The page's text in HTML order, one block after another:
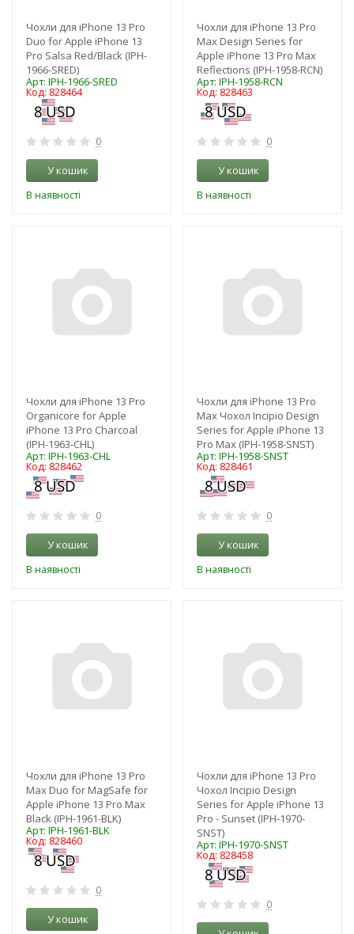
Чохли для iPhone 13 Pro
Duo for Apple iPhone 13
Pro Salsa Red/Black (IPH-
1966-SRED)
Арт: IPH-1966-SRED
Код: 828464
0
У кошик
В наявності
Чохли для iPhone 13 Pro
Max Design Series for
Apple iPhone 13 Pro Max
Reflections (IPH-1958-RCN)
Арт: IPH-1958-RCN
Код: 828463
0
У кошик
В наявності
Чохли для iPhone 13 Pro
Organicore for Apple
iPhone 13 Pro Charcoal
(IPH-1963-CHL)
Арт: IPH-1963-CHL
Код: 828462
0
У кошик
В наявності
Чохли для iPhone 13 Pro
Max Чохол Incipio Design
Series for Apple iPhone 13
Pro Max (IPH-1958-SNST)
Арт: IPH-1958-SNST
Код: 828461
0
У кошик
В наявності
Чохли для iPhone 13 Pro
Max Duo for MagSafe for
Apple iPhone 13 Pro Max
Black (IPH-1961-BLK)
Арт: IPH-1961-BLK
Код: 828460
0
У кошик
Чохли для iPhone 13 Pro
Чохол Incipio Design
Series for Apple iPhone 13
Pro - Sunset (IPH-1970-
SNST)
Арт: IPH-1970-SNST
Код: 828458
0